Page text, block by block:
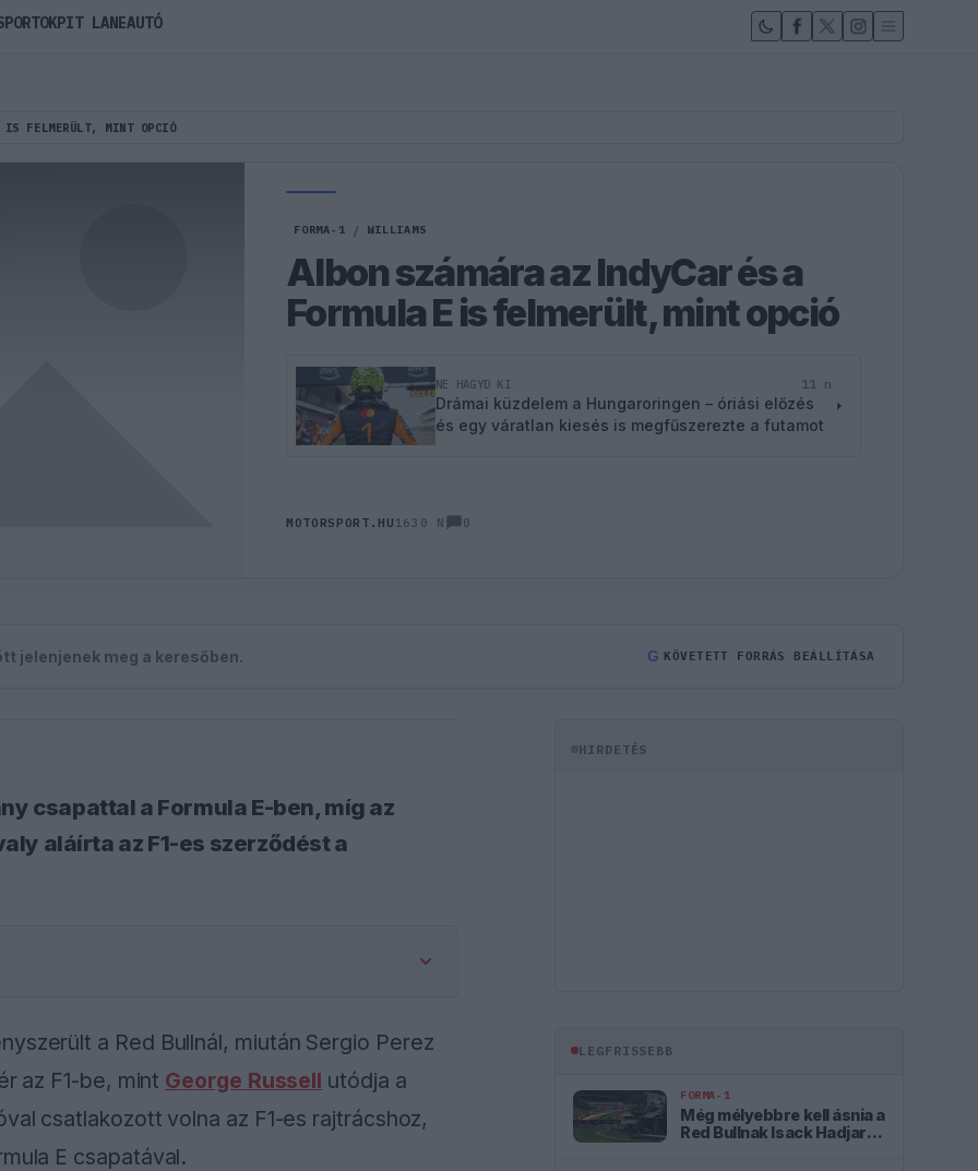
IS FELMERÜLT, MINT OPCIÓ
FORMA-1 / WILLIAMS
Albon számára az IndyCar és a
Formula E is felmerült, mint opció
NE HAGYD KI 11 n
Drámai küzdelem a Hungaroringen – óriási előzés
és egy váratlan kiesés is megfűszerezte a futamot
MOTORSPORT.HU 1630 N 0
jelenjenek meg a keresőben. G KÖVETETT FORRÁS BEÁLLÍTÁSA
csapattal a Formula E-ben, míg az
aláírta az F1-es szerződést a
a Red Bullnál, miután Sergio Perez
az F1-be, mint George Russell utódja a
csatlakozott volna az F1-es rajtrácshoz,
E csapatával.
HIRDETÉS
LEGFRISSEBB
FORMA-1
Még mélyebbre kell ásnia a
Red Bullnak Isack Hadjar
PIT LANEAUTÓ